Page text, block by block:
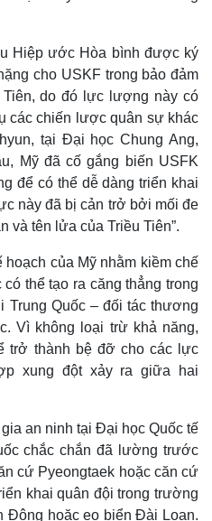
Thị trường
Tiêu dùng
Tỷ giá
Chứng khoán
Giá cà phê
Hiệp ước Hòa bình được ký
cho USKF trong bảo đảm
do đó lực lượng này có
các chiến lược quân sự khác
tại Đại học Chung Ang,
Mỹ đã cố gắng biến USFK
để có thể dễ dàng triển khai
này đã bị cản trở bởi mối đe
và tên lửa của Triều Tiên”.
của Mỹ nhằm kiềm chế
thể tạo ra căng thẳng trong
Trung Quốc – đối tác thương
Vì không loại trừ khả năng,
trở thành bệ đỡ cho các lực
xung đột xảy ra giữa hai
an ninh tại Đại học Quốc tế
chắc chắn đã lường trước
cứ Pyeongtaek hoặc căn cứ
khai quân đội trong trường
Đông hoặc eo biển Đài Loan.